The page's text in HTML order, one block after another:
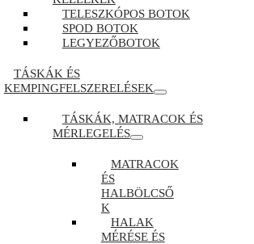
TELESZKÓPOS BOTOK
SPOD BOTOK
LEGYEZŐBOTOK
TÁSKÁK ÉS
KEMPINGFELSZERELÉSEK
TÁSKÁK, MATRACOK ÉS
MÉRLEGELÉS
MATRACOK
ÉS
HALBÖLCSŐ
K
HALAK
MÉRÉSE ÉS